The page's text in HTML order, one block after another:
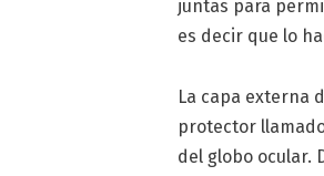
juntas para
es decir que lo
La capa externa
protector
del globo ocular.